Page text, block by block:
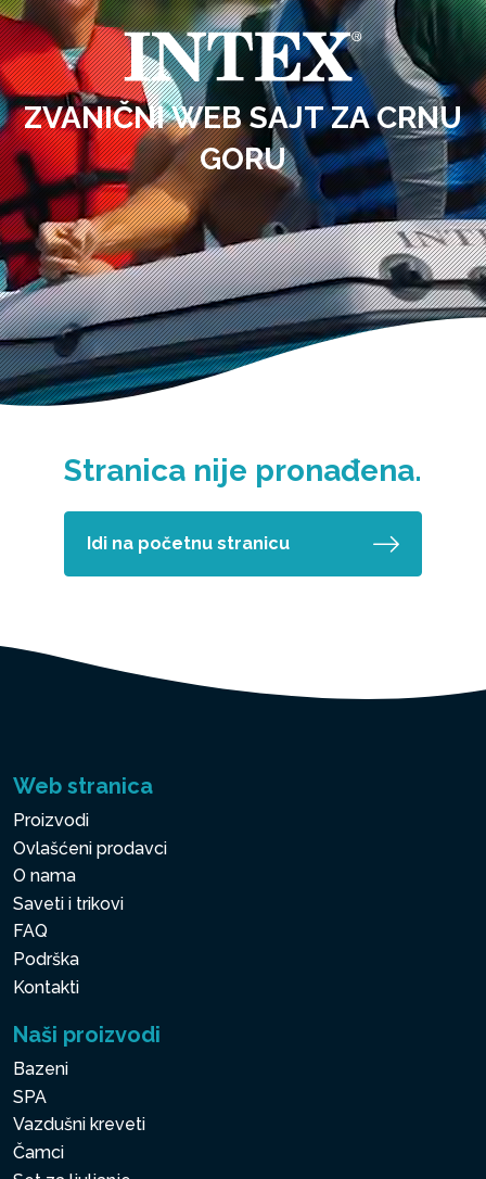
ZVANIČNI WEB SAJT ZA CRNU
GORU
Stranica nije pronađena.
Idi na početnu stranicu
Web stranica
Proizvodi
Ovlašćeni prodavci
O nama
Saveti i trikovi
FAQ
Podrška
Kontakti
Naši proizvodi
Bazeni
SPA
Vazdušni kreveti
Čamci